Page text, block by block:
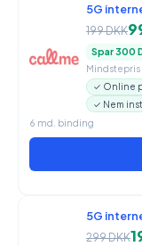
5G
199 DKK
Spar 300
Mindstepris
✓ Online
✓ Nem
6 md. binding
5G
299 DKK